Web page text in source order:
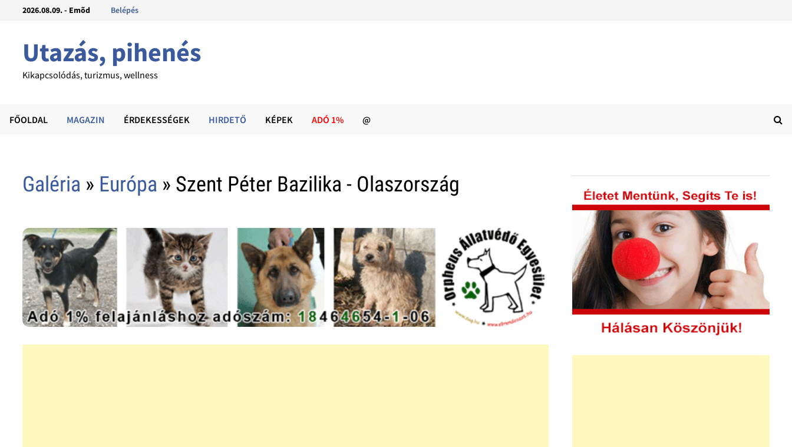
2026.08.09. - Emõd Belépés
Utazás, pihenés
Kikapcsolódás, turizmus, wellness
FŐOLDAL MAGAZIN ÉRDEKESSÉGEK HIRDETŐ KÉPEK ADÓ 1% @
Galéria » Európa » Szent Péter Bazilika - Olaszország